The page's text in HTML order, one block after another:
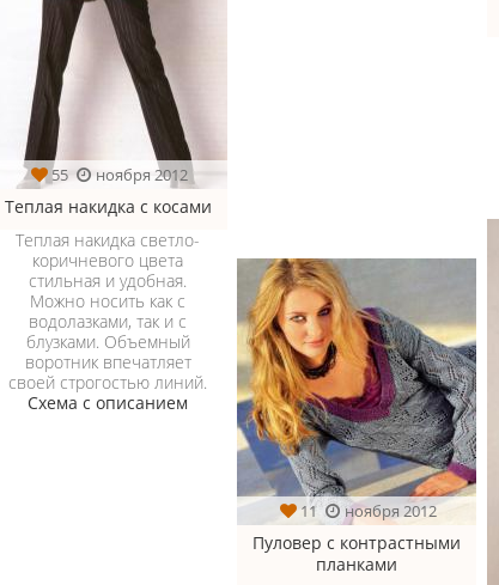
55 ноября 2012
Теплая накидка с косами
Теплая накидка светло-
коричневого цвета
стильная и удобная.
Можно носить как с
водолазками, так и с
блузками. Объемный
воротник впечатляет
своей строгостью линий.
Схема с описанием
11 ноября 2012
Пуловер с контрастными
планками